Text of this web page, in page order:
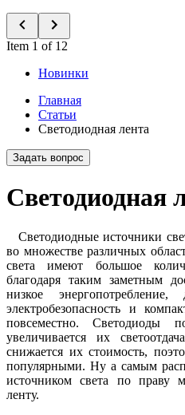
Item 1 of 12
Новинки
Главная
Статьи
Светодиодная лента
Задать вопрос
Светодиодная
Светодиодные источники
во множестве различных
света имеют большое
благодаря таким заметным
низкое
электробезопасность и
повсеместно. Светодиоды
увеличивается их
снижается их стоимость,
популярными. Ну а самым
источником света по праву
ленту.